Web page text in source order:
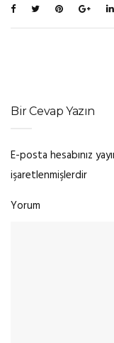
Bir Cevap Yazın
E-posta hesabınız
işaretlenmişlerdir
Yorum